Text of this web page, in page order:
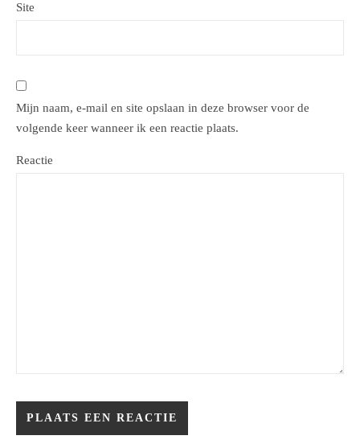
Site
Mijn naam, e-mail en site opslaan in deze browser voor de
volgende keer wanneer ik een reactie plaats.
Reactie